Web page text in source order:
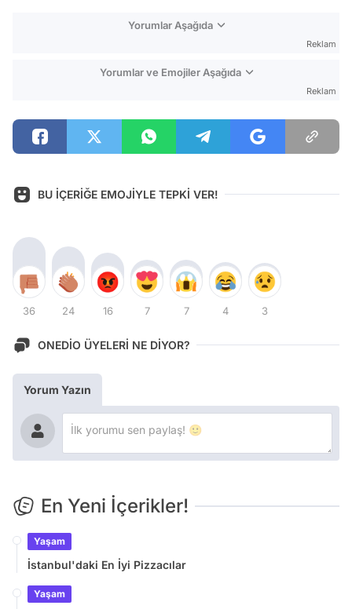
Yorumlar Aşağıda
Reklam
Yorumlar ve Emojiler Aşağıda
Reklam
BU İÇERİĞE EMOJİYLE TEPKİ VER!
36 24 16 7 7 4 3
ONEDİO ÜYELERİ NE DİYOR?
Yorum Yazın
En Yeni İçerikler!
Yaşam
İstanbul'daki En İyi Pizzacılar
Yaşam